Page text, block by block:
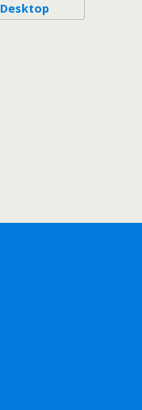
Desktop